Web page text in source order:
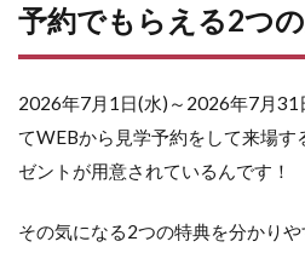
予約でもらえる2つ
2026年7月1日(水)～2026年7月31
てWEBから見学予約をして来場す
ゼントが用意されているんです！
その気になる2つの特典を分かりや